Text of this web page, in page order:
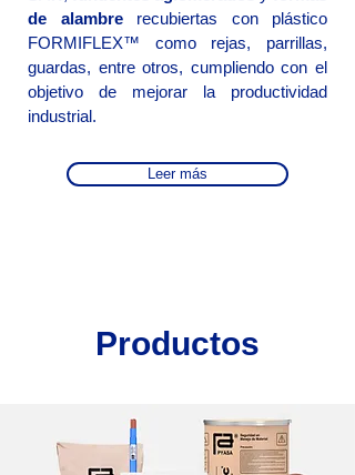
de alambrerecubiertas con plástico
FORMIFLEX™ como rejas, parrillas,
guardas, entre otros, cumpliendo con el
objetivo de mejorar la productividad
industrial.
Leer más
Productos